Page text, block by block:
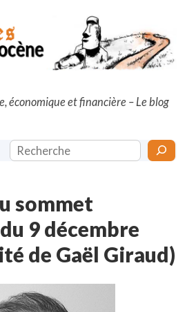
économique et financière – Le blog
Rechercher
sommet
9 décembre
de Gaël Giraud)